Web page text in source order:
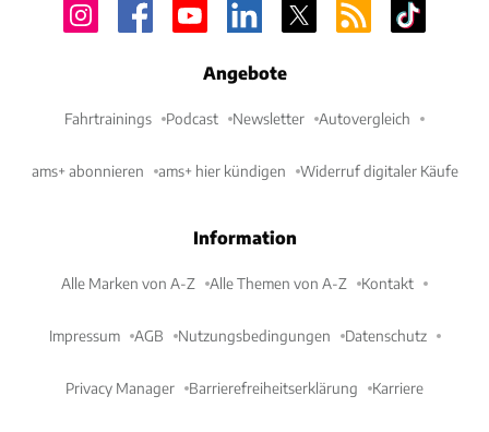
Angebote
Fahrtrainings Podcast Newsletter Autovergleich
ams+ abonnieren ams+ hier kündigen Widerruf digitaler Käufe
Information
Alle Marken von A-Z Alle Themen von A-Z Kontakt
Impressum AGB Nutzungsbedingungen Datenschutz
Privacy Manager Barrierefreiheitserklärung Karriere